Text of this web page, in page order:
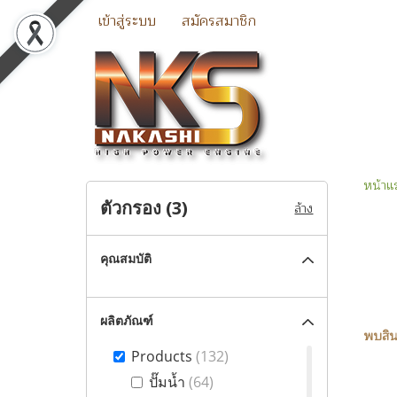
เข้าสู่ระบบ สมัครสมาชิก
หน้าแ
พบสิ
ตัวกรอง (3) ล้าง
คุณสมบัติ
ผลิตภัณฑ์
Products (132)
ปั๊มน้ำ (64)